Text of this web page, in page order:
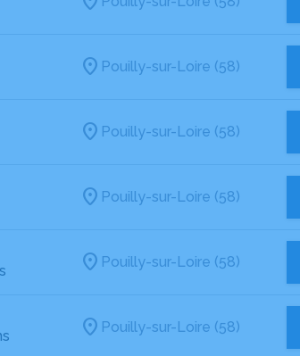
Pouilly-sur-Loire (58)
Pouilly-sur-Loire (58)
Pouilly-sur-Loire (58)
Pouilly-sur-Loire (58)
Pouilly-sur-Loire (58)